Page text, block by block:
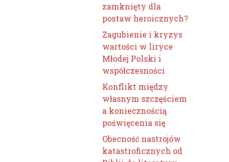
zamknięty dla
postaw heroicznych?
Zagubienie i kryzys
wartości w liryce
Młodej Polski i
współczesności
Konflikt między
własnym szczęściem
a koniecznością
poświęcenia się
Obecność nastrojów
katastroficznych od